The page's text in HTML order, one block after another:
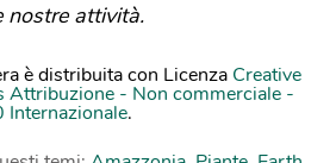
nostre attività.
è distribuita con Licenza Creative
Attribuzione - Non commerciale -
Internazionale.